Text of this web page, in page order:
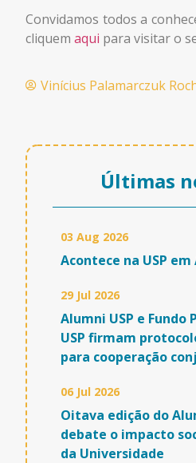
Convidamos todos a
cliquem aqui para visitar o
Vinícius Palamarczuk
Últimas
03 Aug 2026
Acontece na USP
29 Jul 2026
Alumni USP e
USP firmam
para cooperação
06 Jul 2026
Oitava edição do
debate o impacto
da Universidade